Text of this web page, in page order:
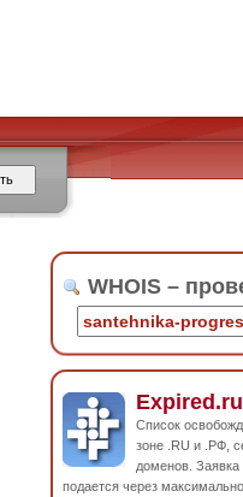
WHOIS –
Expired.ru
Список
зоне .RU и .РФ,
доменов.
подается через